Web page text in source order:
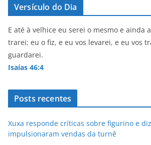
Versículo do Dia
E até à velhice eu serei o mesmo e ainda
trarei; eu o fiz, e eu vos levarei, e eu vos
guardarei.
Isaías 46:4
Posts recentes
Xuxa responde críticas sobre figurino e
impulsionaram vendas da turnê